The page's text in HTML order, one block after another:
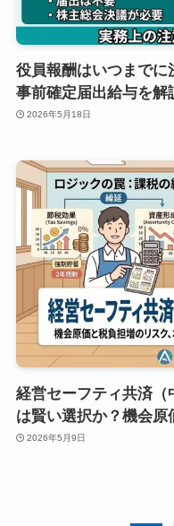
役員報酬はいつまでに
事前確定届出給与を解
2026年5月18日
経営セーフティ共済
は賢い選択か？機会原
2026年5月9日